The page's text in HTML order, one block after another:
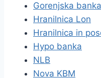
Gorenjska banka
Hranilnica Lon
Hranilnica in
Hypo banka
NLB
Nova KBM